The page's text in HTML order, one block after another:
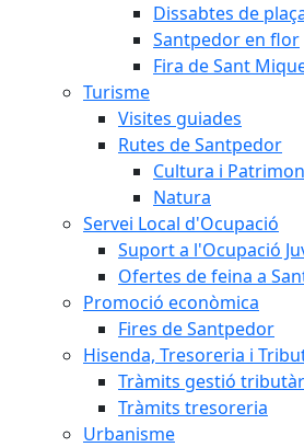
Dissabtes de
Santpedor en flor
Fira de Sant
Turisme
Visites guiades
Rutes de Santpedor
Cultura i
Natura
Servei Local d'Ocupació
Suport a l'Ocupació
Ofertes de feina a
Promoció econòmica
Fires de Santpedor
Hisenda, Tresoreria i
Tràmits gestió
Tràmits tresoreria
Urbanisme